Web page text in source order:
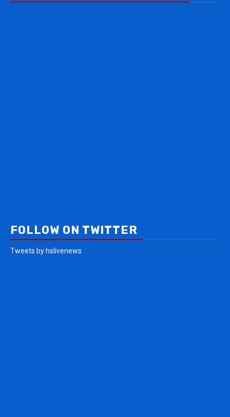
FOLLOW ON TWITTER
Tweets by hslivenews